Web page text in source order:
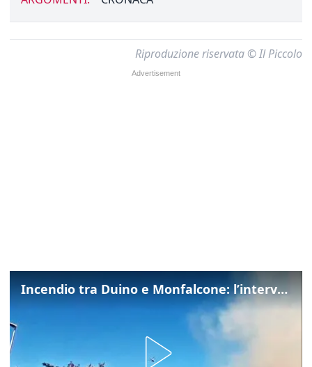
Riproduzione riservata © Il Piccolo
Incendio tra Duino e Monfalcone: l’intervento dei vigili del fuoco